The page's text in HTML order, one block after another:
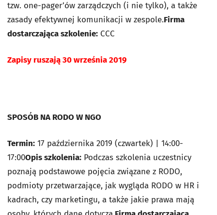
tzw. one-pager’ów zarządczych (i nie tylko), a także
zasady efektywnej komunikacji w zespole.Firma
dostarczająca szkolenie: CCC
Zapisy ruszają 30 września 2019
SPOSÓB NA RODO W NGO
Termin: 17 października 2019 (czwartek) | 14:00-
17:00Opis szkolenia: Podczas szkolenia uczestnicy
poznają podstawowe pojęcia związane z RODO,
podmioty przetwarzające, jak wygląda RODO w HR i
kadrach, czy marketingu, a także jakie prawa mają